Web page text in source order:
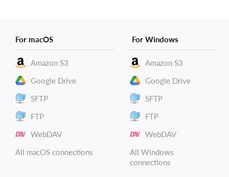
For macOS
Amazon S3
Google Drive
SFTP
FTP
WebDAV
All macOS connections
For Windows
Amazon S3
Google Drive
SFTP
FTP
WebDAV
All Windows
connections